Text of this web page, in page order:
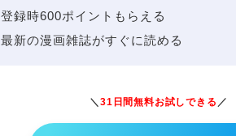
登録時600ポイントもらえる
最新の漫画雑誌がすぐに読める
＼31日間無料お試しできる ／